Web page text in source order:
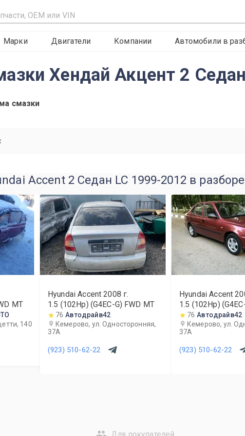
Марки Двигатели Компании Автомобили в
Хендай Акцент 2
смазки
Accent 2 Седан LC 1999-2012 в разборе
MT
140
Hyundai Accent 2008 г.
1.5 (102Hp) (G4EC-G) FWD MT
76 Автодрайв42
Кемерово, ул. Односторонняя,
37А
(923) 510-62-22
Hyundai Accent
1.5 (102Hp)
76 Автодрайв42
Кемерово, ул.
37А
(923) 510-62-22
Для покупателей